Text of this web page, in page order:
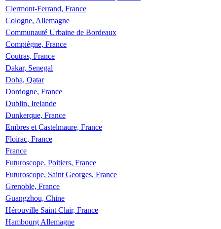
Clermont-Ferrand, France
Cologne, Allemagne
Communauté Urbaine de Bordeaux
Compiègne, France
Coutras, France
Dakar, Senegal
Doha, Qatar
Dordogne, France
Dublin, Irelande
Dunkerque, France
Embres et Castelmaure, France
Floirac, France
France
Futuroscope, Poitiers, France
Futuroscope, Saint Georges, France
Grenoble, France
Guangzhou, Chine
Hérouville Saint Clair, France
Hambourg Allemagne